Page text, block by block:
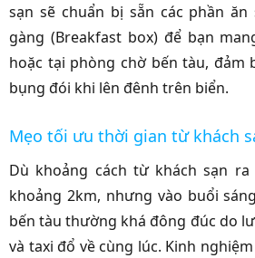
sạn sẽ chuẩn bị sẵn các phần
gàng (Breakfast box) để bạn
hoặc tại phòng chờ bến tàu, đảm
bụng đói khi lên đênh trên biển.
Mẹo tối ưu thời gian từ khách
Dù khoảng cách từ khách sạn
khoảng 2km, nhưng vào buổi
bến tàu thường khá đông đúc do
và taxi đổ về cùng lúc. Kinh